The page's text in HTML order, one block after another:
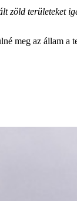
zöld területeket
meg az állam